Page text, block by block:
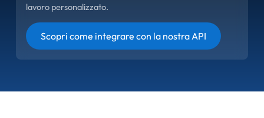
lavoro personalizzato.
Scopri come integrare con la nostra API